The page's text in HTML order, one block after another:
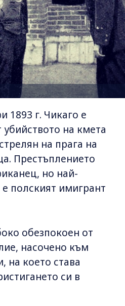
1893 г. Чикаго е
убийството на кмета
на прага на
Престъплението
но най-
полският имигрант
обезпокоен от
насочено към
на което става
си в